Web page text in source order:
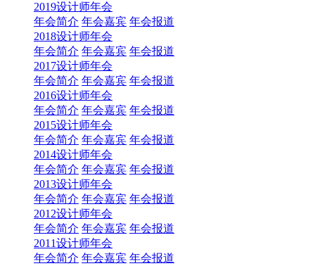
2019设计师年会
年会简介 年会嘉宾 年会报道
2018设计师年会
年会简介 年会嘉宾 年会报道
2017设计师年会
年会简介 年会嘉宾 年会报道
2016设计师年会
年会简介 年会嘉宾 年会报道
2015设计师年会
年会简介 年会嘉宾 年会报道
2014设计师年会
年会简介 年会嘉宾 年会报道
2013设计师年会
年会简介 年会嘉宾 年会报道
2012设计师年会
年会简介 年会嘉宾 年会报道
2011设计师年会
年会简介 年会嘉宾 年会报道